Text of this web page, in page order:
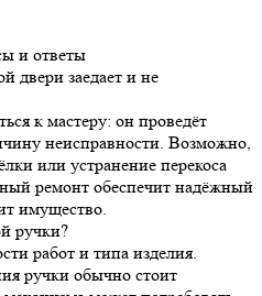
и ответы
двери заедает и не
к мастеру: он проведёт
неисправности. Возможно,
или устранение перекоса
ремонт обеспечит надёжный
имущество.
ручки?
работ и типа изделия.
ручки обычно стоит